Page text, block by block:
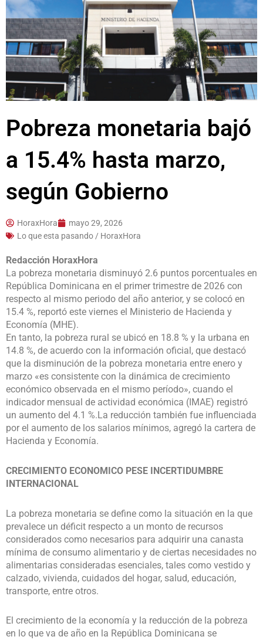
Pobreza monetaria bajó
a 15.4% hasta marzo,
según Gobierno
HoraxHora
mayo 29, 2026
Lo que esta pasando / HoraxHora
Redacción HoraxHora
La pobreza monetaria disminuyó 2.6 puntos porcentuales en
República Dominicana en el primer trimestre de 2026 con
respecto al mismo periodo del año anterior, y se colocó en
15.4 %, reportó este viernes el Ministerio de Hacienda y
Economía (MHE).
En tanto, la pobreza rural se ubicó en 18.8 % y la urbana en
14.8 %, de acuerdo con la información oficial, que destacó
que la disminución de la pobreza monetaria entre enero y
marzo «es consistente con la dinámica de crecimiento
económico observada en el mismo período», cuando el
indicador mensual de actividad económica (IMAE) registró
un aumento del 4.1 %.La reducción también fue influenciada
por el aumento de los salarios mínimos, agregó la cartera de
Hacienda y Economía.
CRECIMIENTO ECONOMICO PESE INCERTIDUMBRE
INTERNACIONAL
La pobreza monetaria se define como la situación en la que
prevalece un déficit respecto a un monto de recursos
considerados como necesarios para adquirir una canasta
mínima de consumo alimentario y de ciertas necesidades no
alimentarias consideradas esenciales, tales como vestido y
calzado, vivienda, cuidados del hogar, salud, educación,
transporte, entre otros.
El crecimiento de la economía y la reducción de la pobreza
en lo que va de año en la República Dominicana se